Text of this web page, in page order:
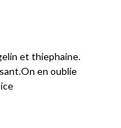
et thiephaine.
en oublie